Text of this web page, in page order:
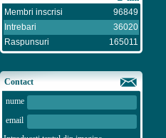
Membri inscrisi
96849
Intrebari
36020
Raspunsuri
165011
Contact
nume
email